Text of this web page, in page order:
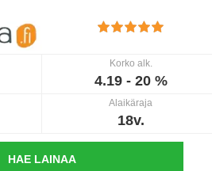
Korko alk.
4.19 - 20 %
Alaikäraja
18v.
HAE LAINAA